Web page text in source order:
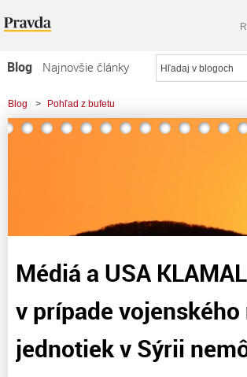
Blog
Najnovšie články
Najčítanejšie články
Najkomentovanejšie články
Blog > Pohľad z bufetu
> Médiá a USA KLAMALI, článok 5 zmluvy NATO v
Médiá a USA
v prípade
jednotiek v Sýrii